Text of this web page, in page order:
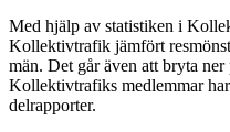
Med hjälp av statistiken i
Kollektivtrafik jämfört
män. Det går även att bryta
Kollektivtrafiks medlemmar
delrapporter.